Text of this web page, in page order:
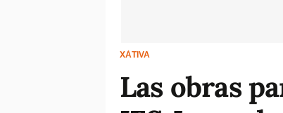
XÀTIVA
Las obras